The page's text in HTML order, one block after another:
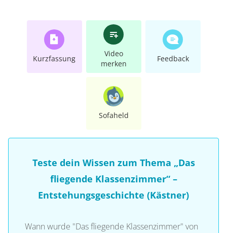
Kurzfassung
Video
merken
Feedback
Sofaheld
Teste dein Wissen zum Thema „Das
fliegende Klassenzimmer“ –
Entstehungsgeschichte (Kästner)
Wann wurde "Das fliegende Klassenzimmer" von